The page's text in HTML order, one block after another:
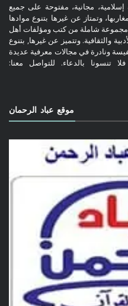
إسلامية، مجانية، مفتوحة على جميع
وتمتاز عن غيرها بتنوع موادها
مجموعة شاملة من كتب ومؤلفات أهل
والثقافية. وتتميز عن غيرها, بتنوع
ونادرة في مجالات معرفية عديدة
فلا تنسونا بالدعاء. للتواصل معنا:
موقع عباد الرحمان